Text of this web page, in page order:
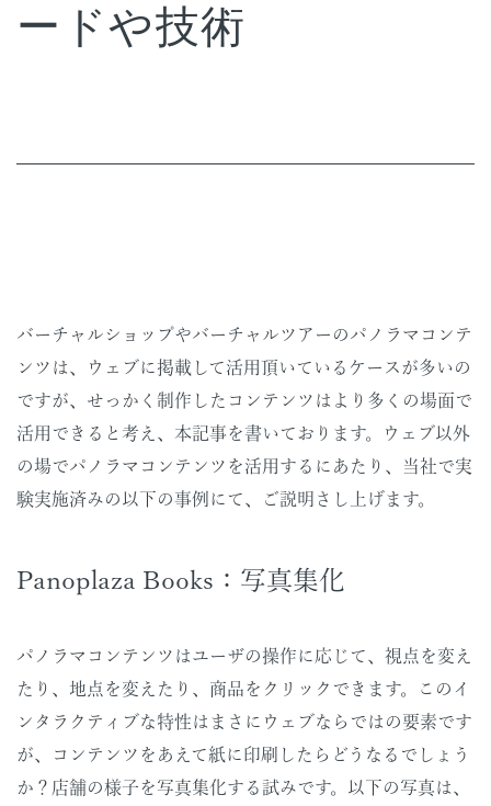
ードや技術
バーチャルショップやバーチャルツアーのパノラマコンテ
ンツは、ウェブに掲載して活用頂いているケースが多いの
ですが、せっかく制作したコンテンツはより多くの場面で
活用できると考え、本記事を書いております。ウェブ以外
の場でパノラマコンテンツを活用するにあたり、当社で実
験実施済みの以下の事例にて、ご説明さし上げます。
Panoplaza Books：写真集化
パノラマコンテンツはユーザの操作に応じて、視点を変え
たり、地点を変えたり、商品をクリックできます。このイ
ンタラクティブな特性はまさにウェブならではの要素です
が、コンテンツをあえて紙に印刷したらどうなるでしょう
か？店舗の様子を写真集化する試みです。以下の写真は、